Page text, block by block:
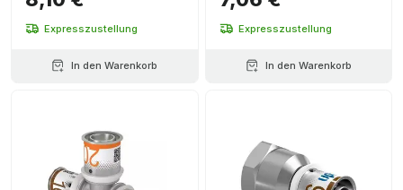
Expresszustellung
In den Warenkorb
Expresszustellung
In den Warenkorb